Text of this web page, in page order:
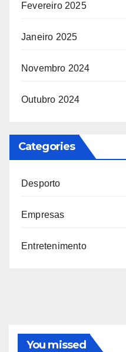
Fevereiro 2025
Janeiro 2025
Novembro 2024
Outubro 2024
Categories
Desporto
Empresas
Entretenimento
You missed